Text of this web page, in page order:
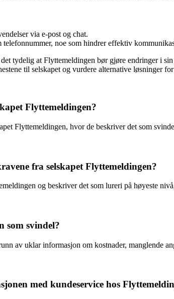
via e-post og chat.
noe som hindrer effektiv
tydelig at Flyttemeldingen bør gjøre endringer i
til selskapet og vurdere alternative løsninger
Flyttemeldingen?
Flyttemeldingen, hvor de beskriver det som
fra selskapet Flyttemeldingen?
og beskriver det som lureri på høyeste
som svindel?
av uklar informasjon om kostnader, manglende
med kundeservice hos